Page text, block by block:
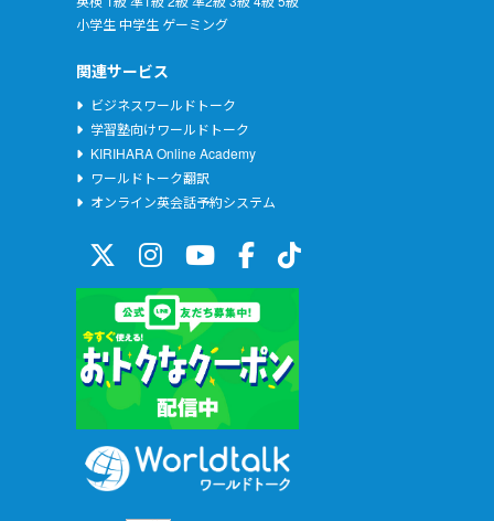
小学生 中学生 ゲーミング
関連サービス
ビジネスワールドトーク
学習塾向けワールドトーク
KIRIHARA Online Academy
ワールドトーク翻訳
オンライン英会話予約システム